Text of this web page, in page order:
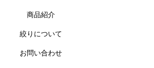
商品紹介
絞りについて
お問い合わせ